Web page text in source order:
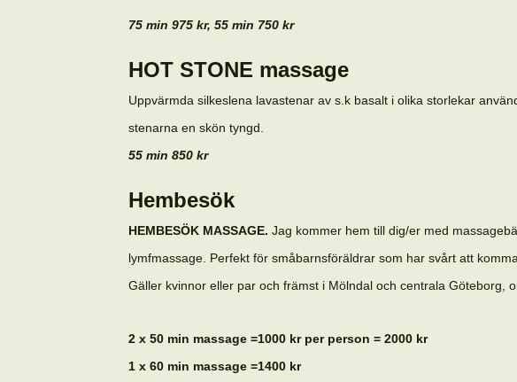
75 min 975 kr, 55 min 750 kr
HOT STONE massage
Uppvärmda silkeslena lavastenar av s.k basalt i olika storlekar
stenarna en skön tyngd.
55 min 850 kr
Hembesök
HEMBESÖK MASSAGE. Jag kommer hem till dig/er med
lymfmassage. Perfekt för småbarnsföräldrar som har svårt att
Gäller kvinnor eller par och främst i Mölndal och centrala Göteborg,
2 x 50 min massage =1000 kr per person = 2000 kr
1 x 60 min massage =1400 kr